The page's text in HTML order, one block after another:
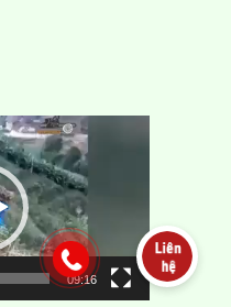
09:16